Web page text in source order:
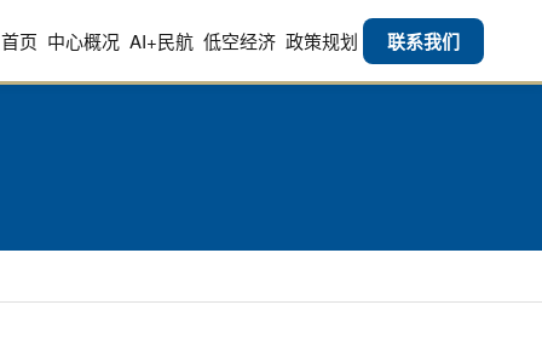
首页 中心概况 AI+民航 低空经济 政策规划 联系我们